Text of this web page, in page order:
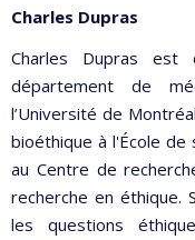
Charles Dupras
Charles Dupras est
département de
l’Université de
bioéthique à l'École
au Centre de
recherche en éthique.
les questions